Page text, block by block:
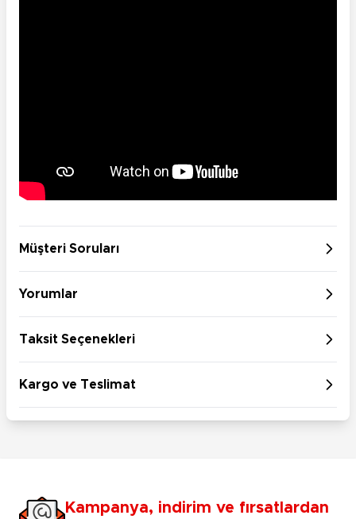
Müşteri Soruları
Yorumlar
Taksit Seçenekleri
Kargo ve Teslimat
Kampanya, indirim ve fırsatlardan